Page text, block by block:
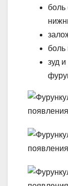
боль
боль
зуд